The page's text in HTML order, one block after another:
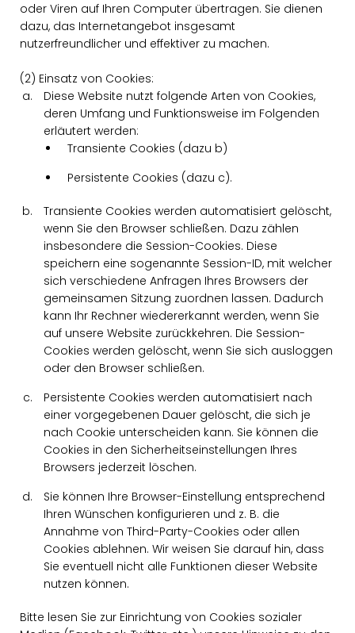
oder Viren auf Ihren Computer übertragen. Sie dienen
dazu, das Internetangebot insgesamt
nutzerfreundlicher und effektiver zu machen.
(2) Einsatz von Cookies:
Diese Website nutzt folgende Arten von Cookies,
deren Umfang und Funktionsweise im Folgenden
erläutert werden:
Transiente Cookies (dazu b)
Persistente Cookies (dazu c).
Transiente Cookies werden automatisiert gelöscht,
wenn Sie den Browser schließen. Dazu zählen
insbesondere die Session-Cookies. Diese
speichern eine sogenannte Session-ID, mit welcher
sich verschiedene Anfragen Ihres Browsers der
gemeinsamen Sitzung zuordnen lassen. Dadurch
kann Ihr Rechner wiedererkannt werden, wenn Sie
auf unsere Website zurückkehren. Die Session-
Cookies werden gelöscht, wenn Sie sich ausloggen
oder den Browser schließen.
Persistente Cookies werden automatisiert nach
einer vorgegebenen Dauer gelöscht, die sich je
nach Cookie unterscheiden kann. Sie können die
Cookies in den Sicherheitseinstellungen Ihres
Browsers jederzeit löschen.
Sie können Ihre Browser-Einstellung entsprechend
Ihren Wünschen konfigurieren und z. B. die
Annahme von Third-Party-Cookies oder allen
Cookies ablehnen. Wir weisen Sie darauf hin, dass
Sie eventuell nicht alle Funktionen dieser Website
nutzen können.
Bitte lesen Sie zur Einrichtung von Cookies sozialer